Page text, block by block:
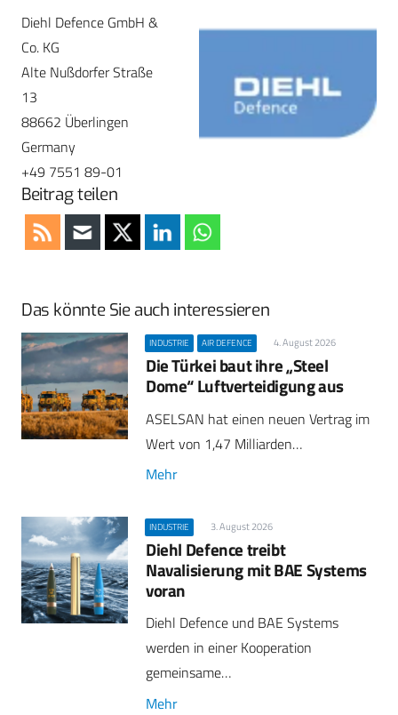
Diehl Defence GmbH &
Co. KG
Alte Nußdorfer Straße
13
88662 Überlingen
Germany
+49 7551 89-01
Beitrag teilen
Das könnte Sie auch interessieren
INDUSTRIE AIR DEFENCE 4. August 2026
Die Türkei baut ihre „Steel
Dome“ Luftverteidigung aus
ASELSAN hat einen neuen Vertrag im
Wert von 1,47 Milliarden…
Mehr
INDUSTRIE 3. August 2026
Diehl Defence treibt
Navalisierung mit BAE Systems
voran
Diehl Defence und BAE Systems
werden in einer Kooperation
gemeinsame…
Mehr